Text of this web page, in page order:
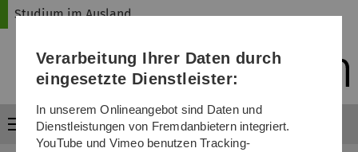
Direkt
Direkt
Direkt
(Sprache,
Drucken,
Media)
Direkt
Direkt
Studium im Ausland
Menü
Verarbeitung Ihrer Daten durch
eingesetzte Dienstleister:
In unserem Onlineangebot sind Daten und
Dienstleistungen von Fremdanbietern integriert.
YouTube und Vimeo benutzen Tracking-